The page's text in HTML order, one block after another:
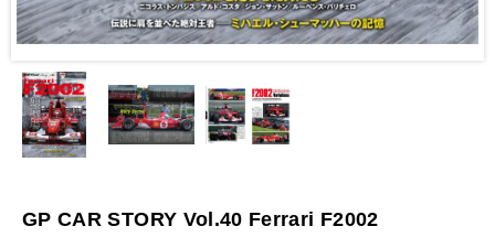
GP CAR STORY Vol.40 Ferrari F2002